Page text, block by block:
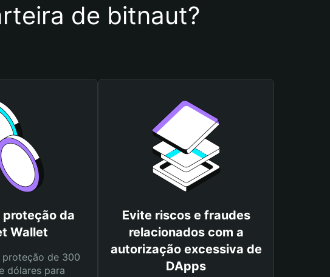
de bitnaut?
proteção da
Wallet
de 300
dólares para
Evite riscos e fraudes
relacionados com a
autorização excessiva de
DApps